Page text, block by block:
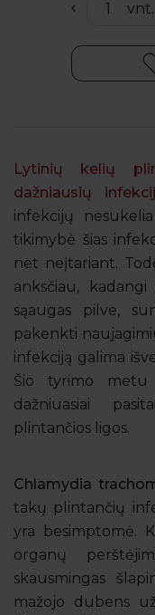
Lytinių kelių
dažniausių
infekcijų
tikimybė šias
net neįtariant.
anksčiau,
sąaugas pilve,
pakenkti
infekciją galima
Šio tyrimo
dažniuasiai
plintančios ligos.
Chlamydia
takų plintančių
yra besimptomė.
organų
skausmingas
mažojo dubens